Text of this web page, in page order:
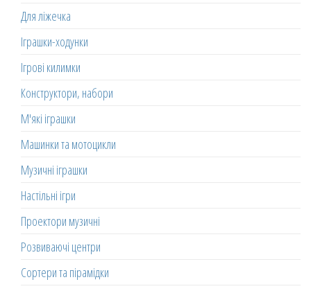
Для ліжечка
Іграшки-ходунки
Ігрові килимки
Конструктори, набори
М'які іграшки
Машинки та мотоцикли
Музичні іграшки
Настільні ігри
Проектори музичні
Розвиваючі центри
Сортери та пірамідки